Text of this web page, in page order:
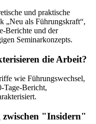
und praktische
„Neu als Führungskraft“,
Berichte und der
Seminarkonzepts.
die Arbeit?
wie Führungswechsel,
Tage-Bericht,
zwischen "Insidern"